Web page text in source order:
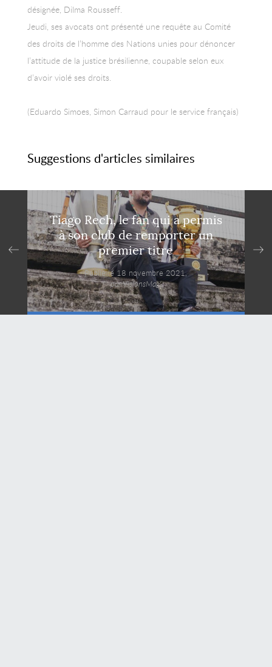
désignée, Dilma Rousseff.
Jeudi, ses avocats ont présenté une requête au Comité
des droits de l’homme des Nations unies pour dénoncer
l’attitude de la justice brésilienne, coupable selon eux
d’avoir violé ses droits.
(Eduardo Simoes, Simon Carraud pour le service français)
Suggestions d'articles similaires
Tiago Rech, le fan qui a permis
à son club de remporter un
premier titre
Publié le 18 novembre 2021,
par VisionsMag.